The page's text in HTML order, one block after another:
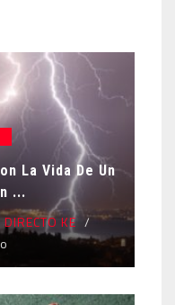
La Vida De Un
...
DIRECTO KE